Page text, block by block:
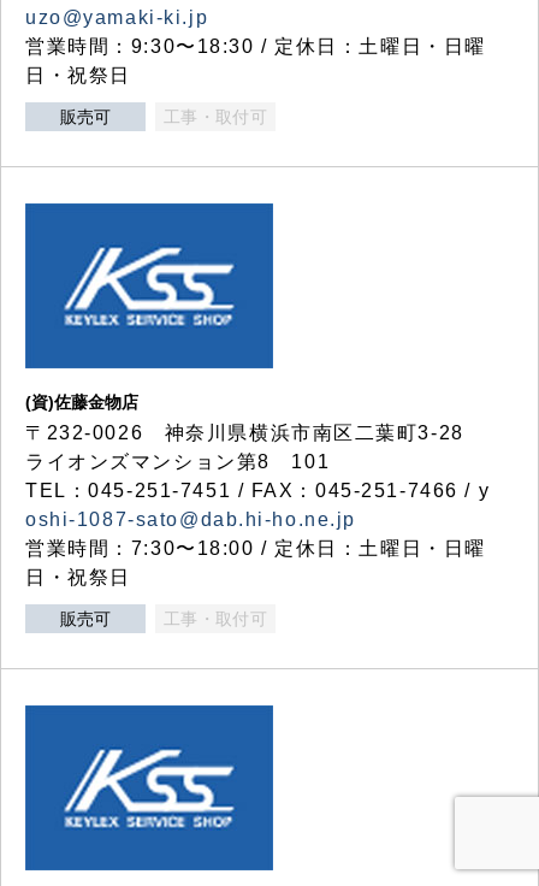
uzo@yamaki-ki.jp
営業時間：9:30〜18:30 / 定休日：土曜日・日曜
日・祝祭日
販売可 工事・取付可
(資)佐藤金物店
〒232-0026 神奈川県横浜市南区二葉町3-28
ライオンズマンション第8 101
TEL：045-251-7451 / FAX：045-251-7466 / y
oshi-1087-sato@dab.hi-ho.ne.jp
営業時間：7:30〜18:00 / 定休日：土曜日・日曜
日・祝祭日
販売可 工事・取付可